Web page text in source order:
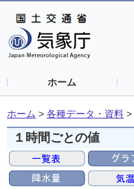
ホーム
ホーム > 各種データ・資料 >
１時間ごとの値